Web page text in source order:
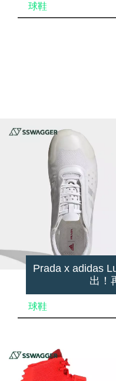
球鞋
Prada x adidas
出！
球鞋